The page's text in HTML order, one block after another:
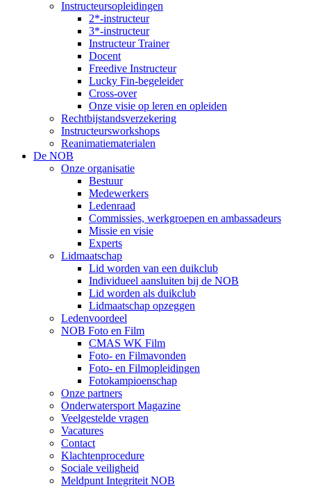
Instructeursopleidingen
2*-instructeur
3*-instructeur
Instructeur Trainer
Docent
Freedive Instructeur
Lucky Fin-begeleider
Cross-over
Onze visie op leren en opleiden
Rechtbijstandsverzekering
Instructeursworkshops
Reanimatiematerialen
De NOB
Onze organisatie
Bestuur
Medewerkers
Ledenraad
Commissies, werkgroepen en ambassadeurs
Missie en visie
Experts
Lidmaatschap
Lid worden van een duikclub
Individueel aansluiten bij de NOB
Lid worden als duikclub
Lidmaatschap opzeggen
Ledenvoordeel
NOB Foto en Film
CMAS WK Film
Foto- en Filmavonden
Foto- en Filmopleidingen
Fotokampioenschap
Onze partners
Onderwatersport Magazine
Veelgestelde vragen
Vacatures
Contact
Klachtenprocedure
Sociale veiligheid
Meldpunt Integriteit NOB